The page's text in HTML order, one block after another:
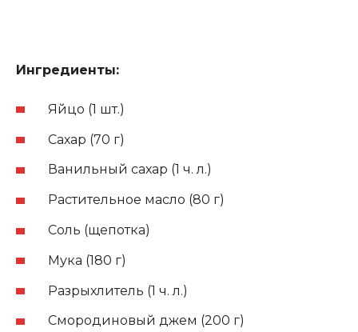
Ингредиенты:
Яйцо (1 шт.)
Сахар (70 г)
Ванильный сахар (1 ч. л.)
Растительное масло (80 г)
Соль (щепотка)
Мука (180 г)
Разрыхлитель (1 ч. л.)
Смородиновый джем (200 г)